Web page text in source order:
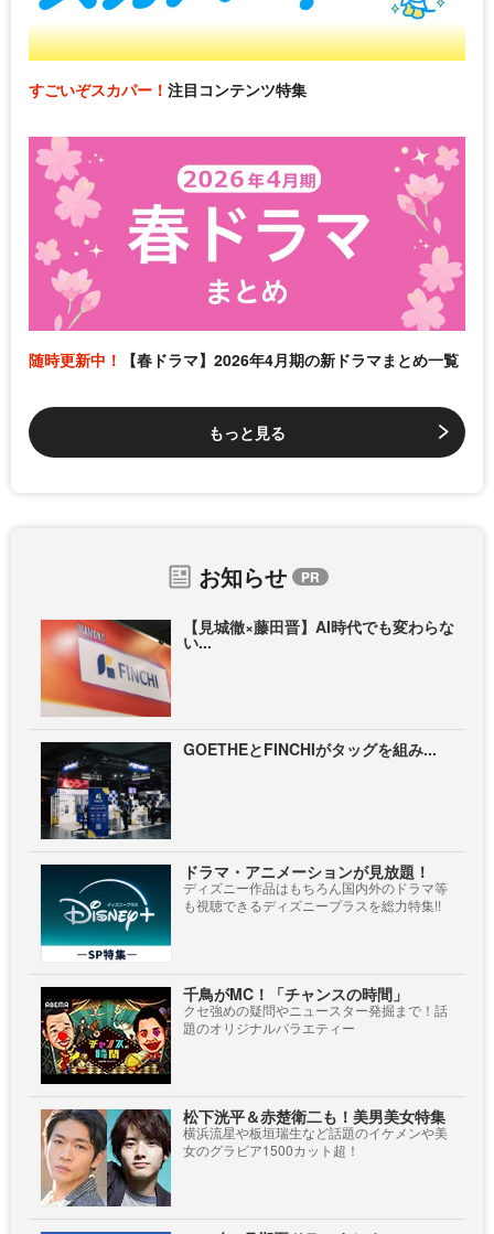
すごいぞスカパー！ 注目コンテンツ特集
随時更新中！ 【春ドラマ】2026年4月期の新ドラマまとめ一覧
もっと見る
お知らせ
【見城徹×藤田晋】AI時代でも変わらな
い...
GOETHEとFINCHIがタッグを組み...
ドラマ・アニメーションが見放題！
ディズニー作品はもちろん国内外のドラマ等
も視聴できるディズニープラスを総力特集!!
千鳥がMC！「チャンスの時間」
クセ強めの疑問やニュースター発掘まで！話
題のオリジナルバラエティー
松下洸平＆赤楚衛二も！美男美女特集
横浜流星や板垣瑞生など話題のイケメンや美
女のグラビア1500カット超！